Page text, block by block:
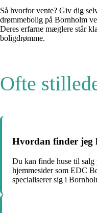
Så hvorfor vente? Giv dig
drømmebolig på Bornholm
Deres erfarne mæglere står
boligdrømme.
Ofte
Hvordan finder jeg
Du kan finde huse til salg
hjemmesider som EDC
specialiserer sig i